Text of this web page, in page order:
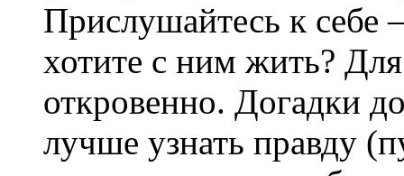
Прислушайтесь к
хотите с ним жить?
откровенно. Догадки
лучше узнать правду